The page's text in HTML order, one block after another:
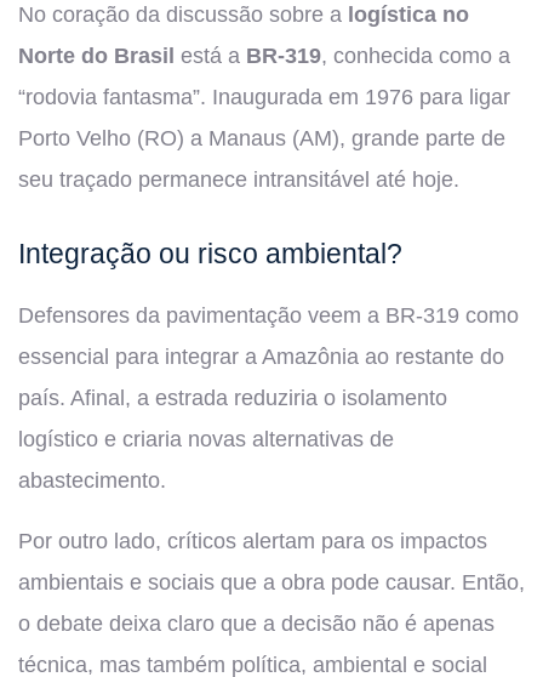
No coração da discussão sobre a logística no
Norte do Brasil está a BR-319, conhecida como a
“rodovia fantasma”. Inaugurada em 1976 para ligar
Porto Velho (RO) a Manaus (AM), grande parte de
seu traçado permanece intransitável até hoje.
Integração ou risco ambiental?
Defensores da pavimentação veem a BR-319 como
essencial para integrar a Amazônia ao restante do
país. Afinal, a estrada reduziria o isolamento
logístico e criaria novas alternativas de
abastecimento.
Por outro lado, críticos alertam para os impactos
ambientais e sociais que a obra pode causar. Então,
o debate deixa claro que a decisão não é apenas
técnica, mas também política, ambiental e social